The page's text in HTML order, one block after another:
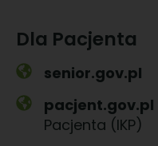
Dla Pacjenta
senior.gov.pl
pacjent.gov.pl
Pacjenta (IKP)